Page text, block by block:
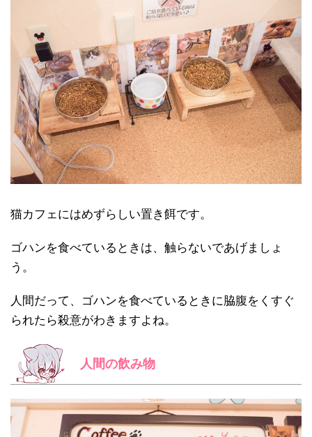
猫カフェにはめずらしい置き餌です。
ゴハンを食べているときは、触らないであげましょ
う。
人間だって、ゴハンを食べているときに脇腹をくすぐ
られたら殺意がわきますよね。
人間の飲み物